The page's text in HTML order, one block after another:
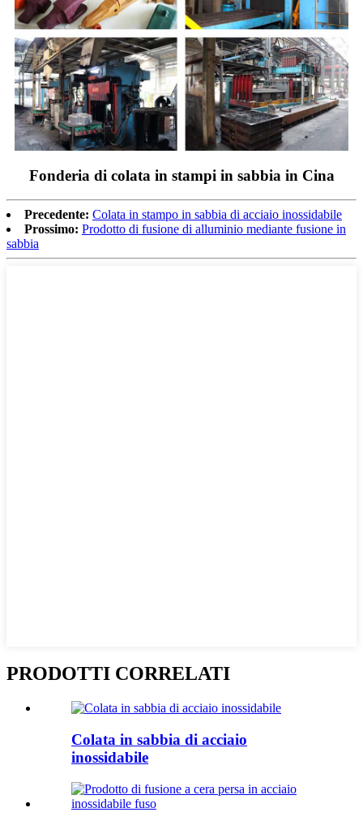
Fonderia di colata in stampi in sabbia in Cina
Precedente: Colata in stampo in sabbia di acciaio inossidabile
Prossimo: Prodotto di fusione di alluminio mediante fusione in
sabbia
PRODOTTI CORRELATI
Colata in sabbia di acciaio
inossidabile